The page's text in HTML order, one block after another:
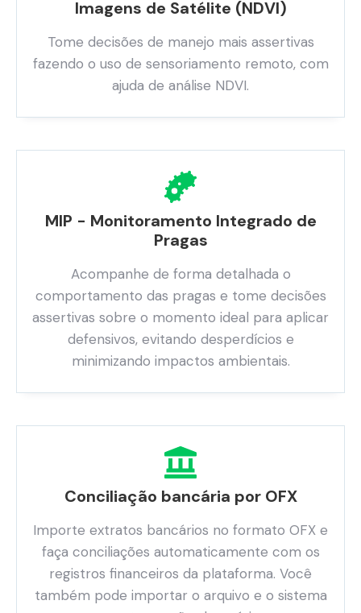
Imagens de Satélite (NDVI)
Tome decisões de manejo mais assertivas
fazendo o uso de sensoriamento remoto, com
ajuda de análise NDVI.
MIP - Monitoramento Integrado de
Pragas
Acompanhe de forma detalhada o
comportamento das pragas e tome decisões
assertivas sobre o momento ideal para aplicar
defensivos, evitando desperdícios e
minimizando impactos ambientais.
Conciliação bancária por OFX
Importe extratos bancários no formato OFX e
faça conciliações automaticamente com os
registros financeiros da plataforma. Você
também pode importar o arquivo e o sistema